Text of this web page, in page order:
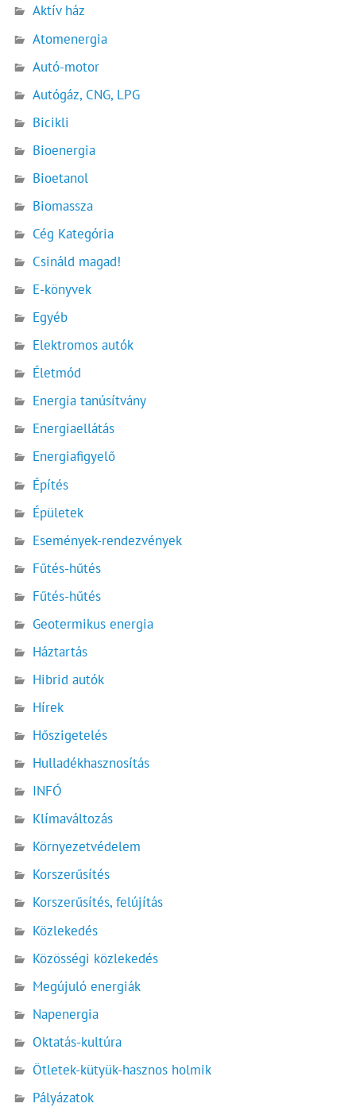
Aktív ház
Atomenergia
Autó-motor
Autógáz, CNG, LPG
Bicikli
Bioenergia
Bioetanol
Biomassza
Cég Kategória
Csináld magad!
E-könyvek
Egyéb
Elektromos autók
Életmód
Energia tanúsítvány
Energiaellátás
Energiafigyelő
Építés
Épületek
Események-rendezvények
Fűtés-hűtés
Fűtés-hűtés
Geotermikus energia
Háztartás
Hibrid autók
Hírek
Hőszigetelés
Hulladékhasznosítás
INFÓ
Klímaváltozás
Környezetvédelem
Korszerűsítés
Korszerűsítés, felújítás
Közlekedés
Közösségi közlekedés
Megújuló energiák
Napenergia
Oktatás-kultúra
Ötletek-kütyük-hasznos holmik
Pályázatok